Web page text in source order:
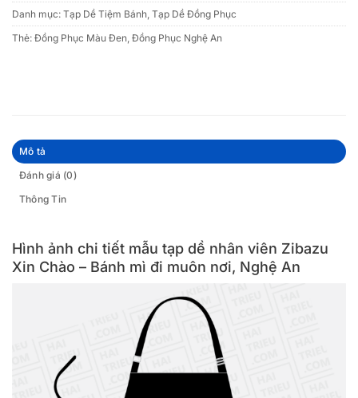
Danh mục: Tạp Dề Tiệm Bánh, Tạp Dề Đồng Phục
Thẻ: Đồng Phục Màu Đen, Đồng Phục Nghệ An
Mô tả
Đánh giá (0)
Thông Tin
Hình ảnh chi tiết mẫu tạp dề nhân viên Zibazu
Xin Chào – Bánh mì đi muôn nơi, Nghệ An